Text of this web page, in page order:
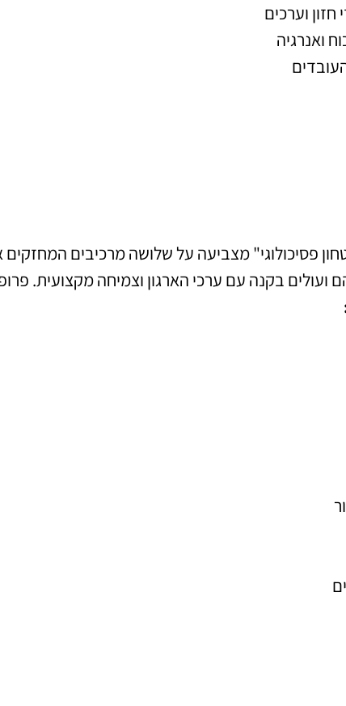
וערכים
ואנרגיה
פסיכולוגי" מצביעה על שלושה מרכיבים המחזקים
ועולים בקנה עם ערכי הארגון וצמיחה מקצועית.